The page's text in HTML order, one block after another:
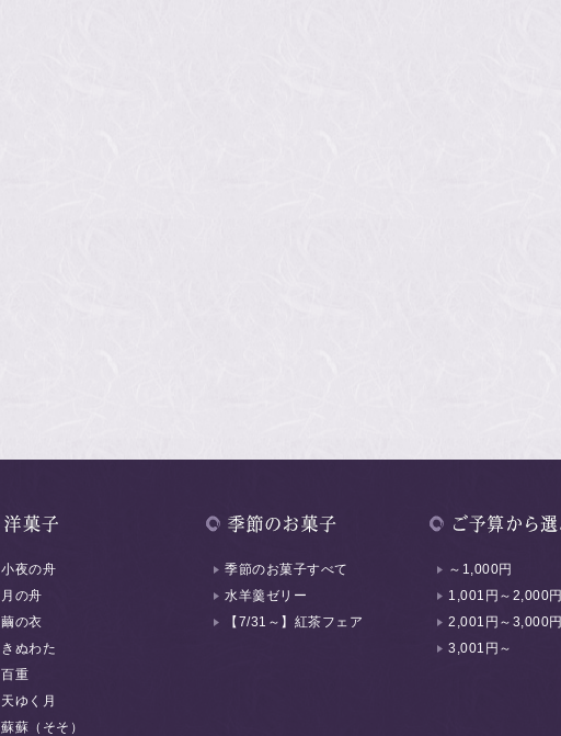
小夜の舟
月の舟
繭の衣
きぬわた
百重
天ゆく月
蘇蘇（そそ）
季節のお菓子すべて
水羊羹ゼリー
【7/31～】紅茶フェア
～1,000円
1,001円～2,000円
2,001円～3,000円
3,001円～